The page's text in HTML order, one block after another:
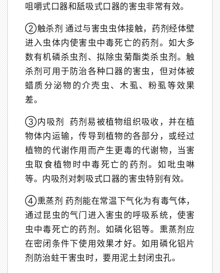
咀嚼式口器和舐吸式口器的害虫非常有效。
②触杀剂 通过与害虫虫体接触，药剂经体壁
进入虫体内使害虫中毒死亡的药剂。如大多
数有机磷杀虫剂、拟除虫菊酯类杀虫剂。触
杀剂可用于防治各种口器的害虫，但对体被
蜡质分泌物的介壳虫、木虱、粉虱等效果
差。
③内吸剂 药剂易被植物组织吸收，并在植
物体内运输，传导到植物的各部分，或经过
植物的代谢作用而产生更毒的代谢物，当害
虫取食植物时中毒死亡的药剂。如吡虫啉
等。内吸剂对刺吸式口器的害虫特别有效。
④熏蒸剂 药剂能在常温下气化为有毒气体，
通过昆虫的气门进入害虫的呼吸系统，使害
虫中毒死亡的药剂。如磷化铝等。熏蒸剂应
在密闭条件下使用效果才好。如用磷化铝片
剂防治蛀干害虫时，要用泥土封闭虫孔。